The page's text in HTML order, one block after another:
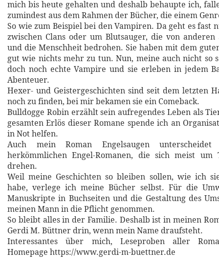
mich bis heute gehalten und deshalb behaupte ich,
zumindest aus dem Rahmen der Bücher, die einem
So wie zum Beispiel bei den Vampiren. Da geht es fast
zwischen Clans oder um Blutsauger, die von anderen
und die Menschheit bedrohen. Sie haben mit dem
gut wie nichts mehr zu tun. Nun, meine auch nicht so
doch noch echte Vampire und sie erleben in jedem
Abenteuer.
Hexer- und Geistergeschichten sind seit dem letzten
noch zu finden, bei mir bekamen sie ein Comeback.
Bulldogge Robin erzählt sein aufregendes Leben als
gesamten Erlös dieser Romane spende ich an
in Not helfen.
Auch mein Roman Engelsaugen
herkömmlichen Engel-Romanen, die sich meist um
drehen.
Weil meine Geschichten so bleiben sollen, wie ich
habe, verlege ich meine Bücher selbst. Für die
Manuskripte in Buchseiten und die Gestaltung des
meinen Mann in die Pflicht genommen.
So bleibt alles in der Familie. Deshalb ist in meinen
Gerdi M. Büttner drin, wenn mein Name draufsteht.
Interessantes über mich, Leseproben aller
Homepage https://www.gerdi-m-buettner.de